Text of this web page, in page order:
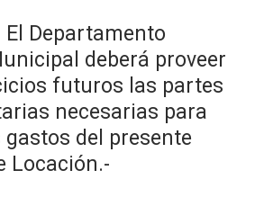
Departamento
deberá proveer
futuros las partes
necesarias para
del presente
Locación.-